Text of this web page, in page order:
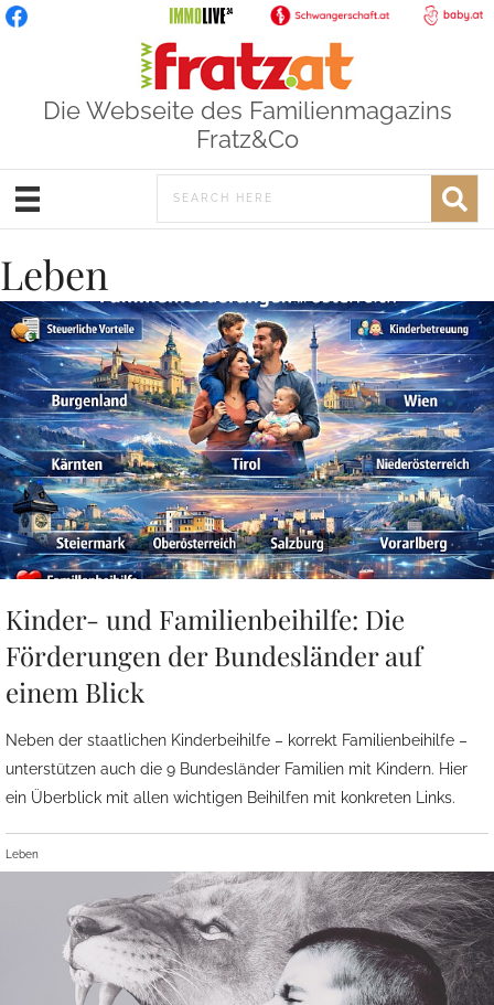
Die Webseite des Familienmagazins
Fratz&Co
Leben
Kinder- und Familienbeihilfe: Die
Förderungen der Bundesländer auf
einem Blick
Neben der staatlichen Kinderbeihilfe – korrekt Familienbeihilfe –
unterstützen auch die 9 Bundesländer Familien mit Kindern. Hier
ein Überblick mit allen wichtigen Beihilfen mit konkreten Links.
Leben